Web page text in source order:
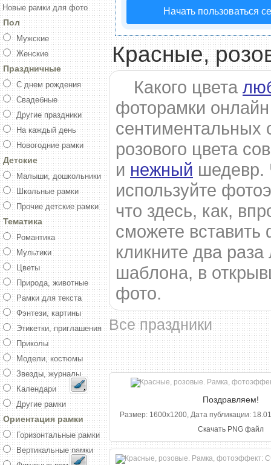
Новые рамки для фото
Пол
Мужские
Женские
Праздничные
С днем рождения
Свадебные
Другие праздники
На каждый день
Новогодние рамки
Детские
Малыши, дошкольники
Школьные рамки
Прочие детские рамки
Тематика
Романтика
Мультики
Цветы
Природа, животные
Рамки для текста
Фэнтези, картины
Этикетки, приглашения
Приколы
Модели, костюмы
Звезды, журналы
Календари
Другие рамки
Ориентация рамки
Горизонтальные рамки
Вертикальные рамки
Начать пользоваться
Красные,
Какого цвета
фоторамки
сентиментальных
розового цвета
и нежный шедевр.
используйте
что здесь, как,
сможете
кликните два
шаблона, в
фото.
Все праздники
Поздравляем!
Размер: 1600x1200, Дата публикации:
Скачать PNG файл